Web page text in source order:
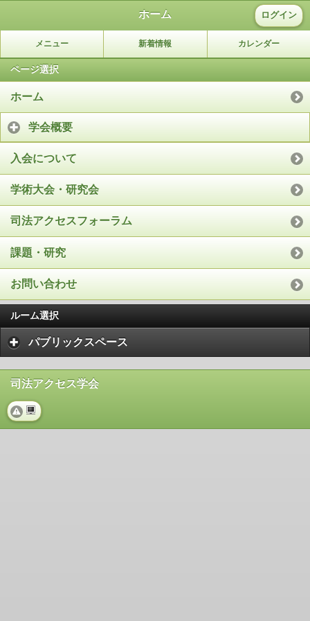
ホーム ログイン
メニュー 新着情報 カレンダー
ページ選択
ホーム
学会概要
入会について
学術大会・研究会
司法アクセスフォーラム
課題・研究
お問い合わせ
ルーム選択
パブリックスペース
司法アクセス学会